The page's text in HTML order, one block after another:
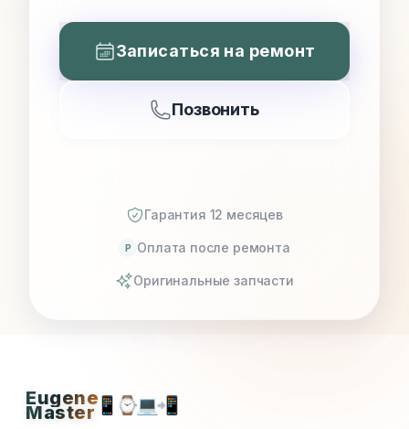
Записаться на ремонт
Позвонить
Гарантия 12 месяцев
P Оплата после ремонта
Оригинальные запчасти
Eugene
Master📱 ⌚💻📲